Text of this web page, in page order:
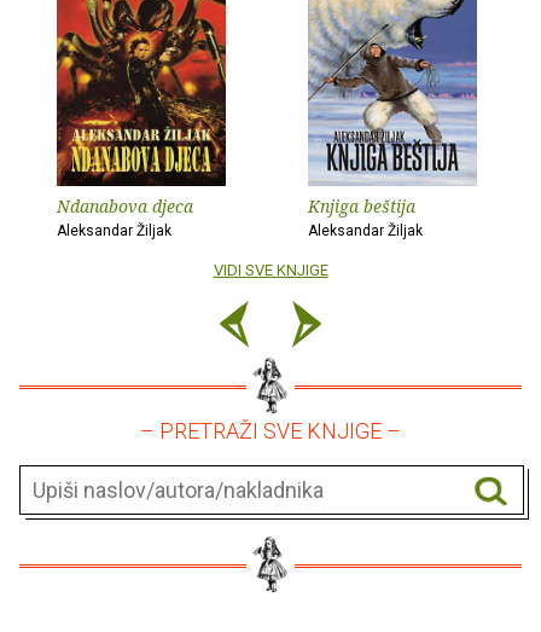
Ndanabova djeca
Aleksandar Žiljak
Knjiga beštija
Aleksandar Žiljak
VIDI SVE KNJIGE
– PRETRAŽI SVE KNJIGE –